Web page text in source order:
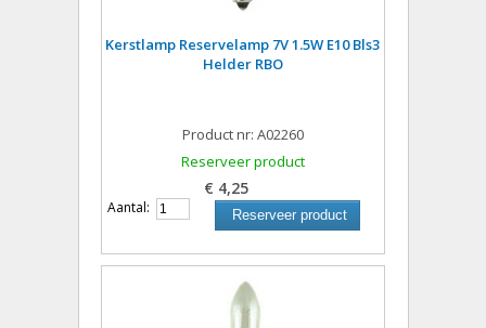
Kerstlamp Reservelamp 7V 1.5W E10 Bls3
Helder RBO
Product nr: A02260
Reserveer product
€ 4,25
Aantal: Reserveer product